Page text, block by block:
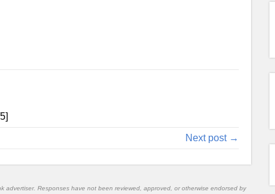
Next post →
advertiser. Responses have not been reviewed, approved, or otherwise endorsed by